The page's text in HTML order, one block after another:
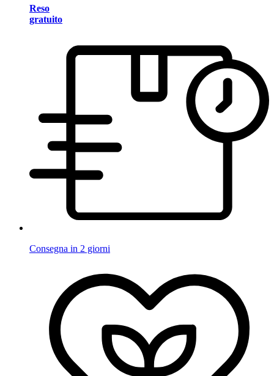
Reso
gratuito
Consegna in 2 giorni